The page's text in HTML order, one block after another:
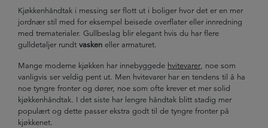
Kjøkkenhåndtak i messing ser flott ut i boliger hvor det er en mer
jordnær stil med for eksempel beisede overflater eller innredning
med trematerialer. Gullbeslag blir elegant hvis du har flere
gulldetaljer rundt vasken eller armaturet.
Mange moderne kjøkken har innebyggede hvitevarer, noe som
vanligvis ser veldig pent ut. Men hvitevarer har en tendens til å ha
noe tyngre fronter og dører, noe som ofte krever et mer solid
kjøkkenhåndtak. I det siste har lengre håndtak blitt stadig mer
populært og dette passer ekstra godt til de tyngre fronter på
kjøkkenet.